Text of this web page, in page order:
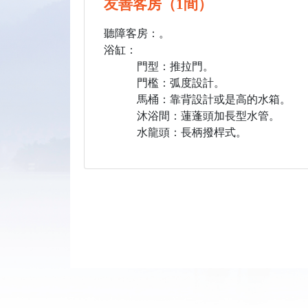
友善客房（1間）
聽障客房：。
浴缸：
門型：推拉門。
門檻：弧度設計。
馬桶：靠背設計或是高的水箱。
沐浴間：蓮蓬頭加長型水管。
水龍頭：長柄撥桿式。